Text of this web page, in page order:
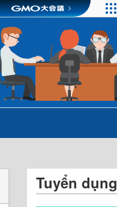
Tuyển dụng